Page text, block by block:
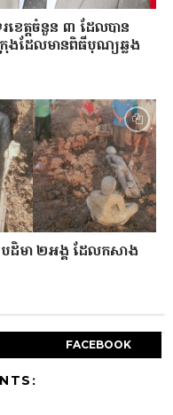
េត្តចំនួន ៣ ដែលបាន
រុងដែលមានពិធីបុណ្យឆ្លង
បដិមា ២អង្គ ដែលកសាង
FACEBOOK